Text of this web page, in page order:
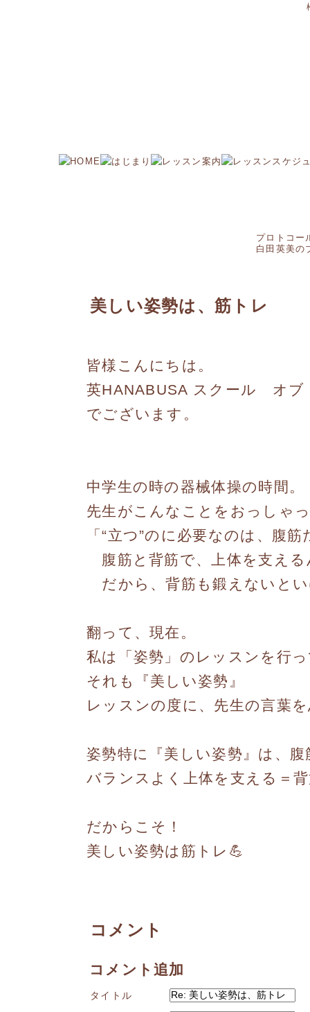
プロトコー
白田英美の
美しい姿勢は、筋トレ
皆様こんにちは。
英HANABUSA スクール オ
でございます。
中学生の時の器械体操の時間。
先生がこんなことをおっしゃ
「“立つ”のに必要なのは、腹
腹筋と背筋で、上体を支える
だから、背筋も鍛えないと
翻って、現在。
私は「姿勢」のレッスンを行
それも『美しい姿勢』
レッスンの度に、先生の言葉
姿勢特に『美しい姿勢』は、
バランスよく上体を支える＝
だからこそ！
美しい姿勢は筋トレ💪
コメント
コメント追加
タイトル